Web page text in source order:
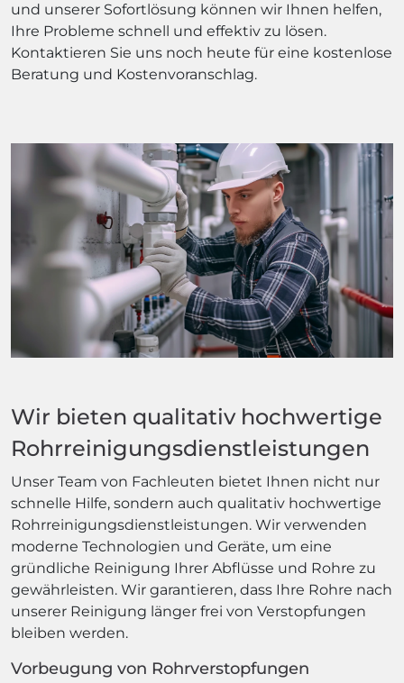
und unserer Sofortlösung können wir Ihnen helfen,
Ihre Probleme schnell und effektiv zu lösen.
Kontaktieren Sie uns noch heute für eine kostenlose
Beratung und Kostenvoranschlag.
Wir bieten qualitativ hochwertige
Rohrreinigungsdienstleistungen
Unser Team von Fachleuten bietet Ihnen nicht nur
schnelle Hilfe, sondern auch qualitativ hochwertige
Rohrreinigungsdienstleistungen. Wir verwenden
moderne Technologien und Geräte, um eine
gründliche Reinigung Ihrer Abflüsse und Rohre zu
gewährleisten. Wir garantieren, dass Ihre Rohre nach
unserer Reinigung länger frei von Verstopfungen
bleiben werden.
Vorbeugung von Rohrverstopfungen